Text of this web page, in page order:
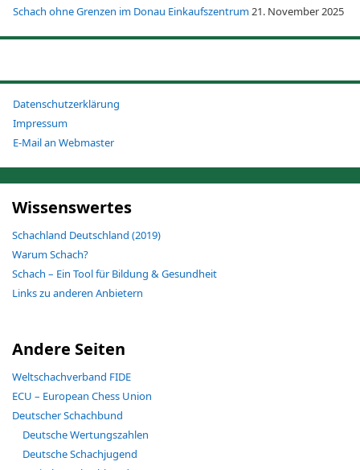
Schach ohne Grenzen im Donau Einkaufszentrum 21. November 2025
Datenschutzerklärung
Impressum
E-Mail an Webmaster
Wissenswertes
Schachland Deutschland (2019)
Warum Schach?
Schach – Ein Tool für Bildung & Gesundheit
Links zu anderen Anbietern
Andere Seiten
Weltschachverband FIDE
ECU – European Chess Union
Deutscher Schachbund
Deutsche Wertungszahlen
Deutsche Schachjugend